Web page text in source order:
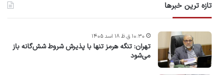
تازه ترین خبرها
تهران: تنگه هرمز تنها با پذیرش شروط شش‌گانه باز
می‌شود
۱۰:۳۰ ق.ظ ۱۸ اسد ۱۴۰۵